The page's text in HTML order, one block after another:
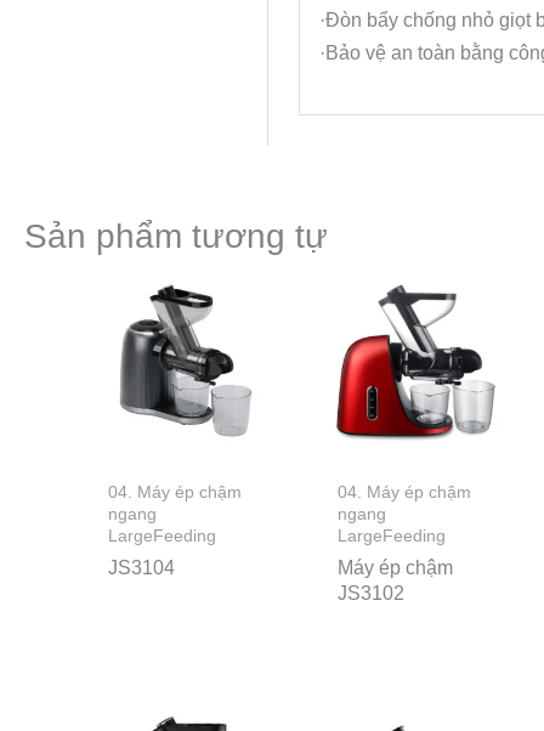
·Đòn bẩy chống nhỏ giọt
·Bảo vệ an toàn bằng
Sản phẩm tương tự
04. Máy ép chậm
ngang
LargeFeeding
JS3104
04. Máy ép chậm
ngang
LargeFeeding
Máy ép chậm
JS3102